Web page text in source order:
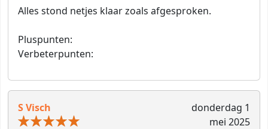
Alles stond netjes klaar zoals afgesproken.
Pluspunten:
Verbeterpunten:
S Visch
donderdag 1
mei 2025